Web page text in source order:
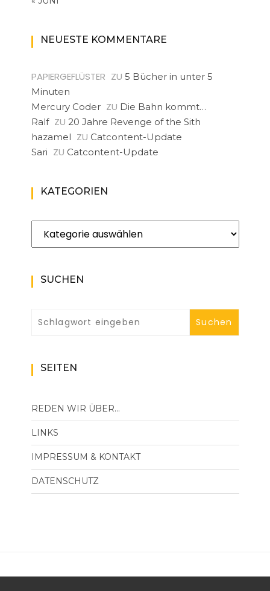
NEUESTE KOMMENTARE
PAPIERGEFLÜSTER ZU 5 Bücher in unter 5
Minuten
Mercury Coder ZU Die Bahn kommt…
Ralf ZU 20 Jahre Revenge of the Sith
hazamel ZU Catcontent-Update
Sari ZU Catcontent-Update
KATEGORIEN
Kategorien
SUCHEN
SEITEN
REDEN WIR ÜBER…
LINKS
IMPRESSUM & KONTAKT
DATENSCHUTZ